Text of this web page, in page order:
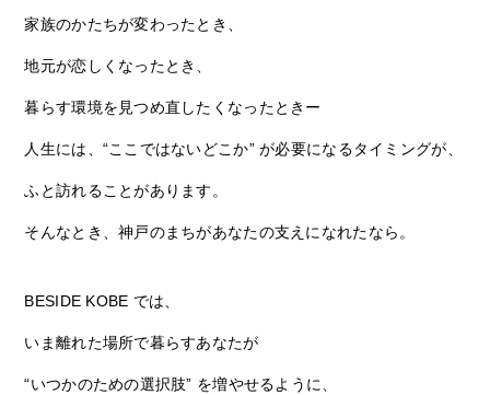
家族のかたちが変わったとき、
地元が恋しくなったとき、
暮らす環境を見つめ直したくなったときー
人生には、“ここではないどこか” が必要になるタイミングが、
ふと訪れることがあります。
そんなとき、神戸のまちがあなたの支えになれたなら。
BESIDE KOBE では、
いま離れた場所で暮らすあなたが
“いつかのための選択肢” を増やせるように、